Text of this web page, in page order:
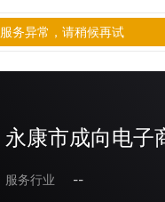
永康市成向电子
服务行业
--
服务异常，请稍候再试